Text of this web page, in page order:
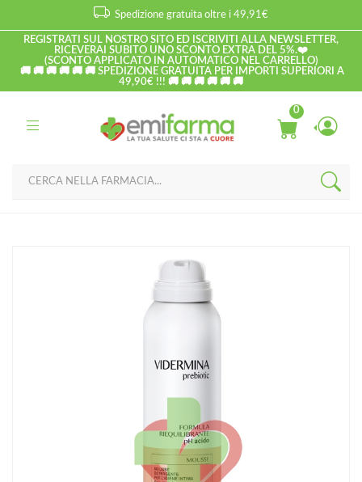
Spedizione gratuita oltre i 49,91€
REGISTRATI SUL NOSTRO SITO ED ISCRIVITI ALLA NEWSLETTER,
RICEVERAI SUBITO UNO SCONTO EXTRA DEL 5%.❤️
(SCONTO APPLICATO IN AUTOMATICO NEL CARRELLO)
🚚 🚚 🚚 🚚 🚚 🚚 SPEDIZIONE GRATUITA PER IMPORTI SUPERIORI A
49,90€ !!! 🚚 🚚 🚚 🚚 🚚 🚚
0
Riequilibrante 150 ml
Igiene della persona
Altri prodotti
Vidermina Linea Dispositivi Medici Prebiotic Mousse